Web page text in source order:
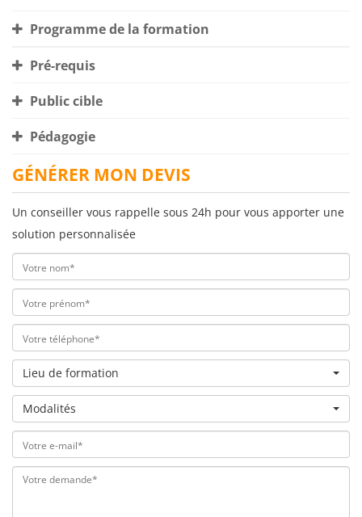
Programme de la formation
Pré-requis
Public cible
Pédagogie
GÉNÉRER MON DEVIS
Un conseiller vous rappelle sous 24h pour vous apporter une
solution personnalisée
Lieu de formation
Modalités